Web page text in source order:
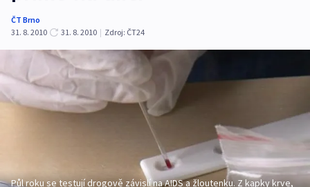
ČT Brno
31. 8. 2010
31. 8. 2010 | Zdroj: ČT24
Půl roku se testují drogově závislí na AIDS a žloutenku. Z kapky krve,